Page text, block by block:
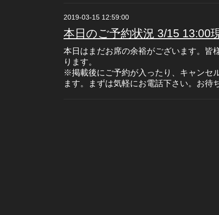
2019-03-15 12:59:00
本日のご予約状況 3/15 13:00
本日はまだお席の余裕がございます。皆
ります。
※掲載後にご予約が入ったり、キャンセ
ます。まずは気軽にお電話下さい。お待